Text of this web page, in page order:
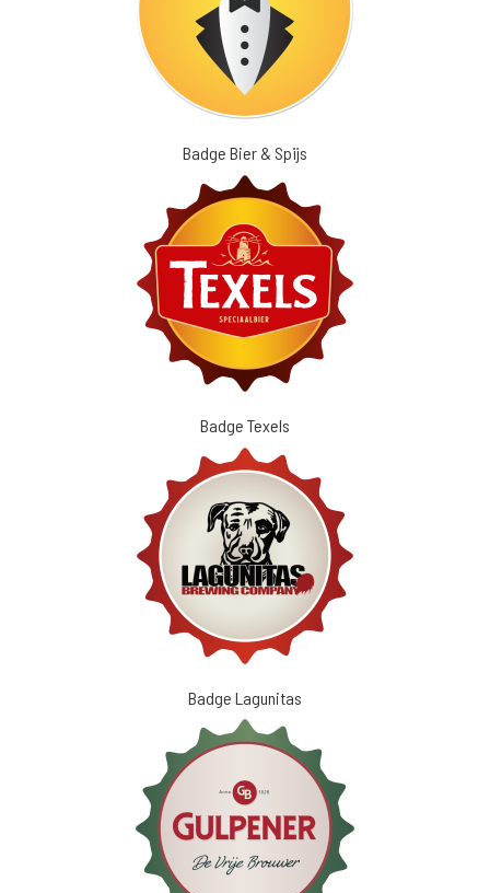
Badge Bier & Spijs
Badge Texels
Badge Lagunitas